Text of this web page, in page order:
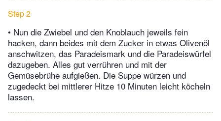
Step 2
• Nun die Zwiebel und den Knoblauch jeweils fein
hacken, dann beides mit dem Zucker in etwas Olivenöl
anschwitzen, das Paradeismark und die Paradeiswürfel
dazugeben. Alles gut verrühren und mit der
Gemüsebrühe aufgießen. Die Suppe würzen und
zugedeckt bei mittlerer Hitze 10 Minuten leicht köcheln
lassen.